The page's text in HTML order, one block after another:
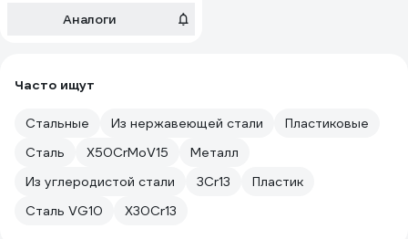
Аналоги
Часто ищут
Стальные Из нержавеющей стали
Пластиковые
Сталь
X50CrMoV15
Металл
Из углеродистой стали
3Cr13
Пластик
Сталь VG10
X30Cr13